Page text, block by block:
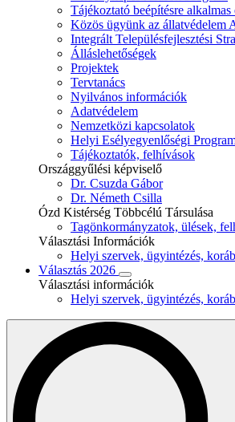
Tájékoztató beépítésre
Közös ügyünk az állatvédelem
Integrált Településfejlesztési
Álláslehetőségek
Projektek
Tervtanács
Nyilvános információk
Adatvédelem
Nemzetközi kapcsolatok
Helyi Esélyegyenlőségi
Tájékoztatók, felhívások
Országgyűlési képviselő
Dr. Csuzda Gábor
Dr. Németh Csilla
Ózd Kistérség Többcélú Társulása
Tagönkormányzatok, ülések,
Választási Információk
Helyi szervek, ügyintézés,
Választás 2026
Választási információk
Helyi szervek, ügyintézés,